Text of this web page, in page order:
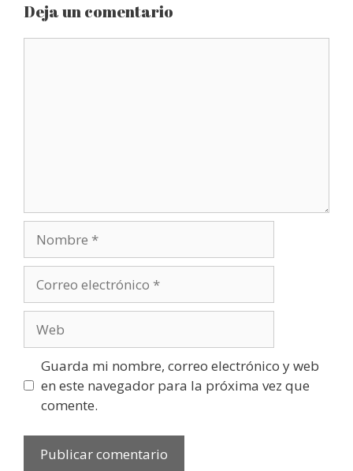
Deja un comentario
electrónico
Guarda mi nombre, correo electrónico y web
en este navegador para la próxima vez que
comente.